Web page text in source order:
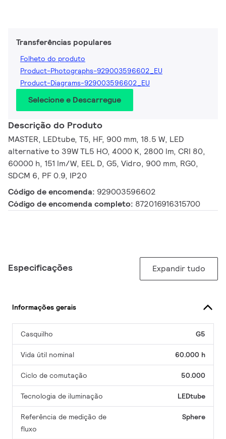
Transferências populares
Folheto do produto
Product-Photographs-929003596602_EU
Product-Diagrams-929003596602_EU
Selecione e Descarregue
Descrição do Produto
MASTER, LEDtube, T5, HF, 900 mm, 18.5 W, LED
alternative to 39W TL5 HO, 4000 K, 2800 lm, CRI 80,
60000 h, 151 lm/W, EEL D, G5, Vidro, 900 mm, RG0,
SDCM 6, PF 0.9, IP20
Código de encomenda: 929003596602
Código de encomenda completo: 872016916315700
Especificações Expandir tudo
Informações gerais
Casquilho G5
Vida útil nominal 60.000 h
Ciclo de comutação 50.000
Tecnologia de iluminação LEDtube
Referência de medição de
fluxo
Sphere